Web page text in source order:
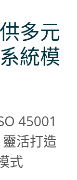
多元
統模
45001
活打造
式